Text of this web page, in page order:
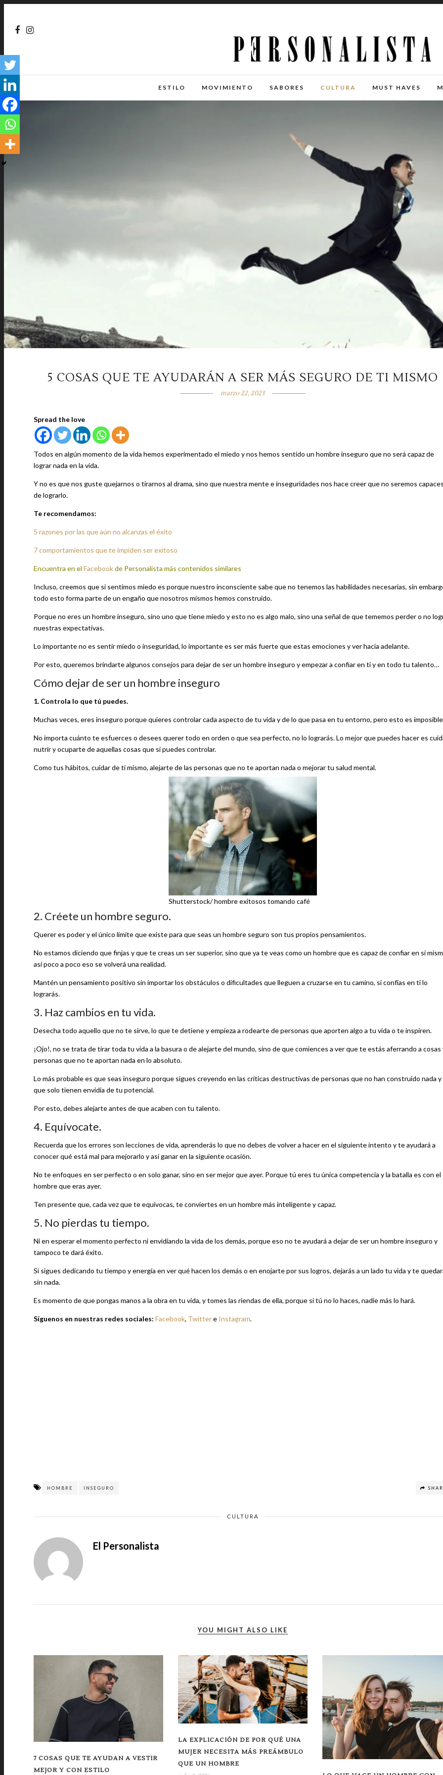
ESTILO MOVIMIENTO SABORES CULTURA MUST HAVES
5 COSAS QUE TE AYUDARÁN A SER MÁS SEGURO DE TI MISMO
marzo 22, 2023
Spread the love
Todos en algún momento de la vida hemos experimentado el miedo y nos hemos sentido un hombre inseguro que no será capaz de
lograr nada en la vida.
Y no es que nos guste quejarnos o tirarnos al drama, sino que nuestra mente e inseguridades nos hace creer que no seremos
de lograrlo.
Te recomendamos:
5 razones por las que aún no alcanzas el éxito
7 comportamientos que te impiden ser exitoso
Encuentra en el Facebookde Personalista más contenidos similares
Incluso, creemos que si sentimos miedo es porque nuestro inconsciente sabe que no tenemos las habilidades necesarias, sin
todo esto forma parte de un engaño que nosotros mismos hemos construido.
Porque no eres un hombre inseguro, sino uno que tiene miedo y esto no es algo malo, sino una señal de que tememos perder o no
nuestras expectativas.
Lo importante no es sentir miedo o inseguridad, lo importante es ser más fuerte que estas emociones y ver hacia adelante.
Por esto, queremos brindarte algunos consejos para dejar de ser un hombre inseguro y empezar a confiar en ti y en todo tu talento…
Cómo dejar de ser un hombre inseguro
1. Controla lo que tú puedes.
Muchas veces, eres inseguro porque quieres controlar cada aspecto de tu vida y de lo que pasa en tu entorno, pero esto es
No importa cuánto te esfuerces o desees querer todo en orden o que sea perfecto, no lo lograrás. Lo mejor que puedes hacer es
nutrir y ocuparte de aquellas cosas que sí puedes controlar.
Como tus hábitos, cuidar de ti mismo, alejarte de las personas que no te aportan nada o mejorar tu salud mental.
Shutterstock/ hombre exitosos tomando café
2. Créete un hombre seguro.
Querer es poder y el único límite que existe para que seas un hombre seguro son tus propios pensamientos.
No estamos diciendo que finjas y que te creas un ser superior, sino que ya te veas como un hombre que es capaz de confiar en sí
así poco a poco eso se volverá una realidad.
Mantén un pensamiento positivo sin importar los obstáculos o dificultades que lleguen a cruzarse en tu camino, si confías en ti lo
lograrás.
3. Haz cambios en tu vida.
Desecha todo aquello que no te sirve, lo que te detiene y empieza a rodearte de personas que aporten algo a tu vida o te inspiren.
¡Ojo!, no se trata de tirar toda tu vida a la basura o de alejarte del mundo, sino de que comiences a ver que te estás aferrando a cosas
personas que no te aportan nada en lo absoluto.
Lo más probable es que seas inseguro porque sigues creyendo en las críticas destructivas de personas que no han construido nada y
que solo tienen envidia de tu potencial.
Por esto, debes alejarte antes de que acaben con tu talento.
4. Equívocate.
Recuerda que los errores son lecciones de vida, aprenderás lo que no debes de volver a hacer en el siguiente intento y te ayudará a
conocer qué está mal para mejorarlo y así ganar en la siguiente ocasión.
No te enfoques en ser perfecto o en solo ganar, sino en ser mejor que ayer. Porque tú eres tu única competencia y la batalla es con el
hombre que eras ayer.
Ten presente que, cada vez que te equivocas, te conviertes en un hombre más inteligente y capaz.
5. No pierdas tu tiempo.
Ni en esperar el momento perfecto ni envidiando la vida de los demás, porque eso no te ayudará a dejar de ser un hombre inseguro y
tampoco te dará éxito.
Si sigues dedicando tu tiempo y energía en ver qué hacen los demás o en enojarte por sus logros, dejarás a un lado tu vida y te
sin nada.
Es momento de que pongas manos a la obra en tu vida, y tomes las riendas de ella, porque si tú no lo haces, nadie más lo hará.
Síguenos en nuestras redes sociales: Facebook, Twittere Instagram.
HOMBRE INSEGURO
CULTURA
El Personalista
YOU MIGHT ALSO LIKE
7 COSAS QUE TE AYUDAN A VESTIR
MEJOR Y CON ESTILO
LA EXPLICACIÓN DE POR QUÉ UNA
MUJER NECESITA MÁS PREÁMBULO
QUE UN HOMBRE